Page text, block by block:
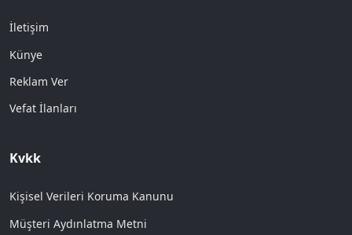
İletişim
Künye
Reklam Ver
Vefat İlanları
Kvkk
Kişisel Verileri Koruma Kanunu
Müşteri Aydınlatma Metni